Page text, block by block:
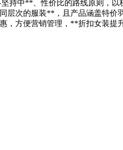
持中**、性价比的路线原则，
层次的服装**，且产品涵盖特
，方便营销管理，**折扣女装